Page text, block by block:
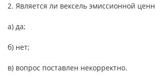
2. Является ли вексель эмиссионной
а) да;
б) нет;
в) вопрос поставлен некорректно.